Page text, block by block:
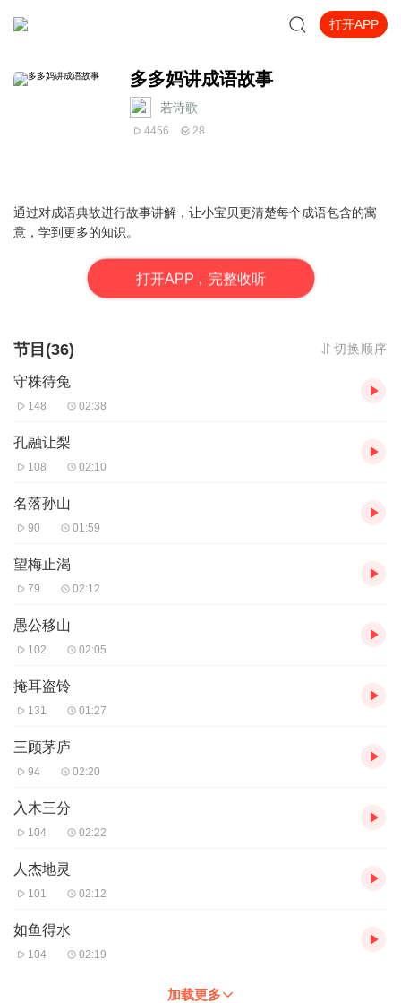
打开APP
多多妈讲成语故事
若诗歌
4456 28
通过对成语典故进行故事讲解，让小宝贝更清楚每个成语包含的寓
意，学到更多的知识。
打开APP，完整收听
节目(36) 切换顺序
守株待兔
148 02:38
孔融让梨
108 02:10
名落孙山
90 01:59
望梅止渴
79 02:12
愚公移山
102 02:05
掩耳盗铃
131 01:27
三顾茅庐
94 02:20
入木三分
104 02:22
人杰地灵
101 02:12
如鱼得水
104 02:19
加载更多